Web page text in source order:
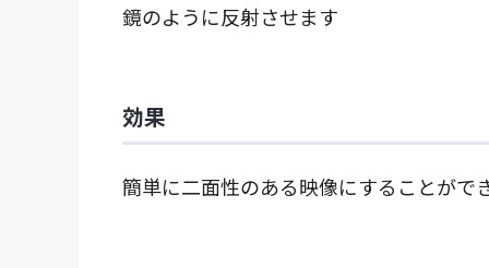
鏡のように反射させます
効果
簡単に二面性のある映像にすることがで